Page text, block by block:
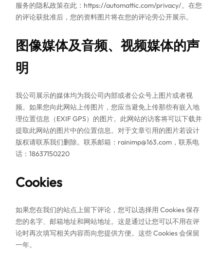
服务的隐私政策在此：https://automattic.com/privacy/。在您
的评论获批准后，您的资料图片将在您的评论旁公开展示。
图像媒体及音频、视频媒体的声
明
我公司展示的媒体均为我公司内部或者公众号上图片或者视
频。如果您向此网站上传图片，您应当避免上传那些有嵌入地
理位置信息（EXIF GPS）的图片。此网站的访客将可以下载并
提取此网站的图片中的位置信息。对于文章引用的图片若设计
版权请联系我们删除。联系邮箱：rainimp@163.com，联系电
话：18637150220
Cookies
如果您在我们的站点上留下评论，您可以选择用 Cookies 保存
您的名字、邮箱地址和网站地址。这是通过让您可以不用在评
论时再次填写相关内容而向您提供方便。这些 Cookies 会保留
一年。